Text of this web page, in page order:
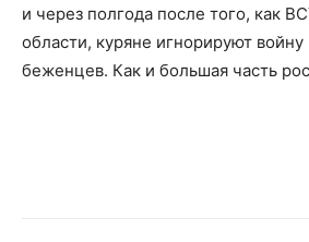
и через полгода после того, как
области, куряне игнорируют
беженцев. Как и большая часть